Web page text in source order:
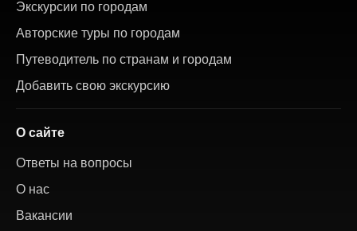
Экскурсии по городам
Авторские туры по городам
Путеводитель по странам и городам
Добавить свою экскурсию
О сайте
Ответы на вопросы
О нас
Вакансии